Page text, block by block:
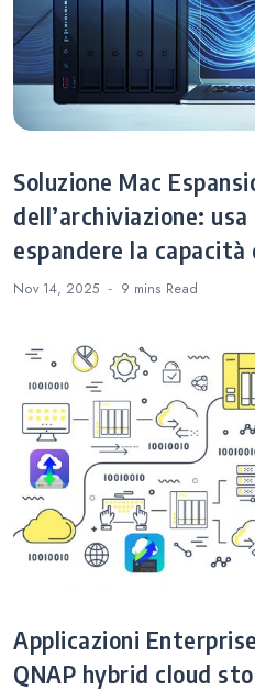
Soluzione Mac
dell’archiviazione: usa
espandere la
Nov 14, 2025 9 mins Read
Applicazioni
QNAP hybrid cloud